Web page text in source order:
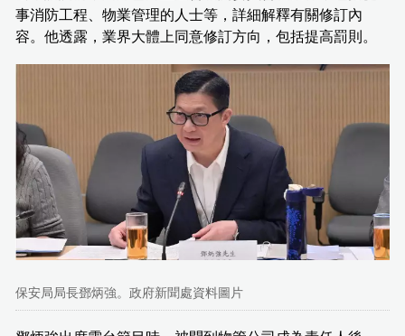
事消防工程、物業管理的人士等，詳細解釋有關修訂內
容。他透露，業界大體上同意修訂方向，包括提高罰則。
保安局局長鄧炳強。政府新聞處資料圖片